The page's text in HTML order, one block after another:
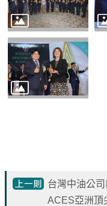
RSS
訂
閱
政
府
放
台灣中油公
ACES亞洲頂